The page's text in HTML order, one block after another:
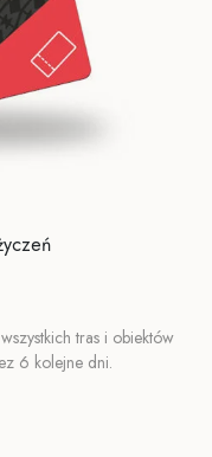
tras i obiektów
6 kolejne dni.